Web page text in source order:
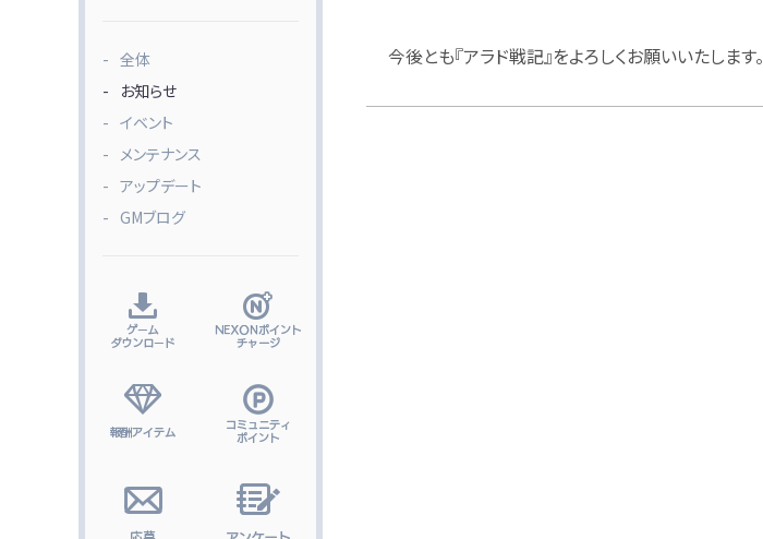
今後とも『アラド戦記』をよろしくお願いいたします。
全体
お知らせ
イベント
メンテナンス
アップデート
GMブログ